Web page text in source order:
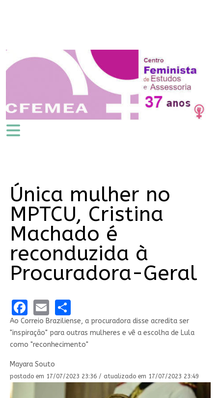
Única mulher no
MPTCU, Cristina
Machado é
reconduzida à
Procuradora-Geral
Facebook
EmailShare
Ao Correio Braziliense, a procuradora disse acredita ser
"inspiração" para outras mulheres e vê a escolha de Lula
como "reconhecimento"
Mayara Souto
postado em 17/07/2023 23:36 / atualizado em 17/07/2023 23:49